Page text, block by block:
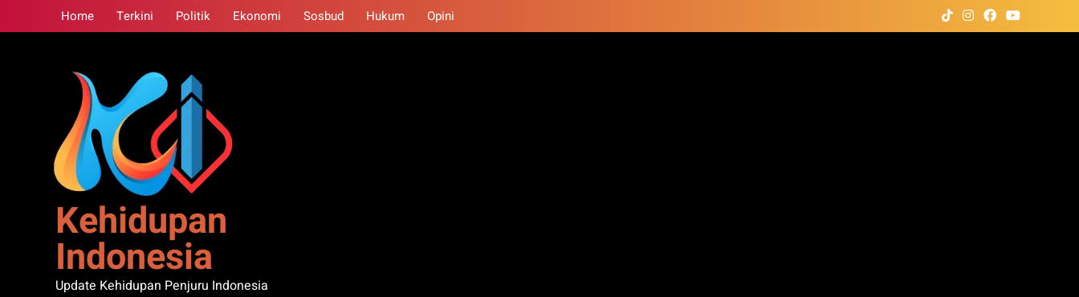
to
Home Terkini Politik Ekonomi Sosbud Hukum Opini
Kehidupan
Indonesia
Update Kehidupan Penjuru Indonesia